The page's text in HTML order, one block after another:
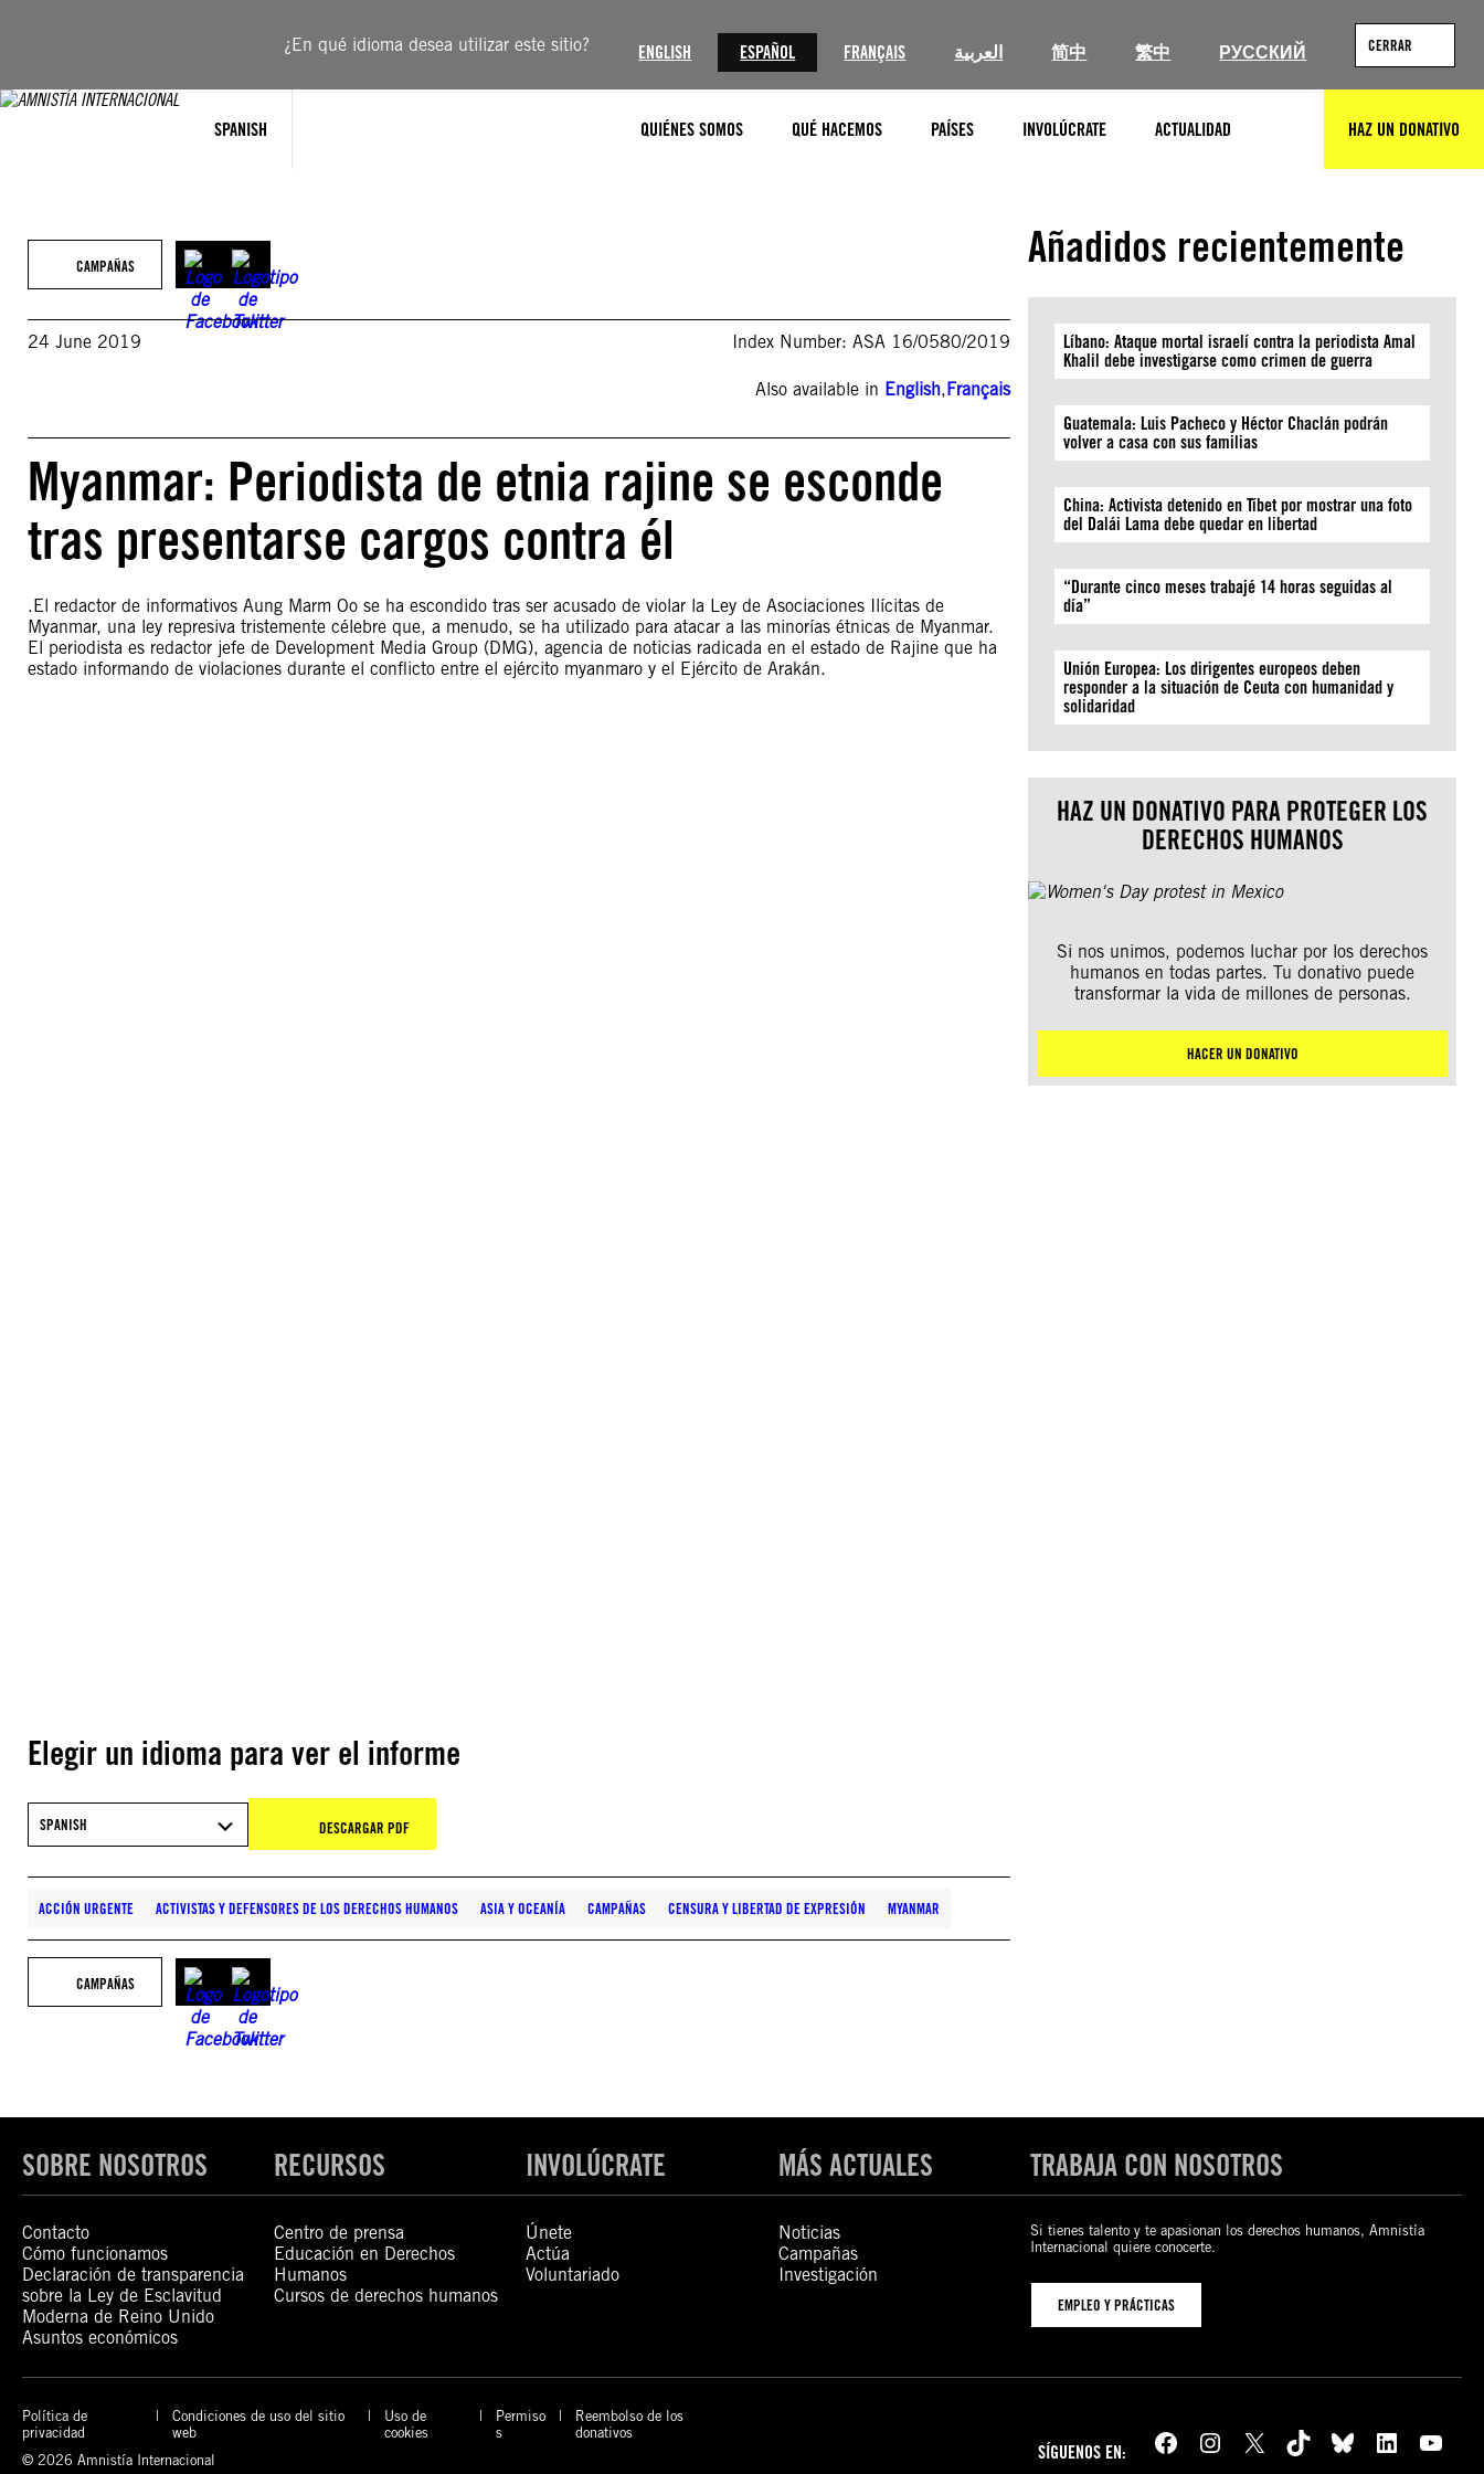
¿En qué idioma desea utilizar este sitio? ENGLISH ESPAÑOL FRANÇAIS العربية 简中 繁中 РУССКИЙ CERRAR
SPANISH QUIÉNES SOMOS QUÉ HACEMOS PAÍSES INVOLÚCRATE ACTUALIDAD HAZ UN DONATIVO
CAMPAÑAS
24 June 2019 Index Number: ASA 16/0580/2019
Also available in English,Français
Myanmar: Periodista de etnia rajine se esconde
tras presentarse cargos contra él
.El redactor de informativos Aung Marm Oo se ha escondido tras ser acusado de violar la Ley de Asociaciones Ilícitas de
Myanmar, una ley represiva tristemente célebre que, a menudo, se ha utilizado para atacar a las minorías étnicas de Myanmar.
El periodista es redactor jefe de Development Media Group (DMG), agencia de noticias radicada en el estado de Rajine que ha
estado informando de violaciones durante el conflicto entre el ejército myanmaro y el Ejército de Arakán.
Elegir un idioma para ver el informe
SPANISH DESCARGAR PDF
ACCIÓN URGENTE ACTIVISTAS Y DEFENSORES DE LOS DERECHOS HUMANOS ASIA Y OCEANÍA CAMPAÑAS CENSURA Y LIBERTAD DE EXPRESIÓN MYANMAR
CAMPAÑAS
Añadidos recientemente
Líbano: Ataque mortal israelí contra la periodista Amal
Khalil debe investigarse como crimen de guerra
Guatemala: Luis Pacheco y Héctor Chaclán podrán
volver a casa con sus familias
China: Activista detenido en Tíbet por mostrar una foto
del Dalái Lama debe quedar en libertad
“Durante cinco meses trabajé 14 horas seguidas al
día”
Unión Europea: Los dirigentes europeos deben
responder a la situación de Ceuta con humanidad y
solidaridad
HAZ UN DONATIVO PARA PROTEGER LOS
DERECHOS HUMANOS
Si nos unimos, podemos luchar por los derechos
humanos en todas partes. Tu donativo puede
transformar la vida de millones de personas.
HACER UN DONATIVO
SOBRE NOSOTROS
Contacto
Cómo funcionamos
Declaración de transparencia
sobre la Ley de Esclavitud
Moderna de Reino Unido
Asuntos económicos
RECURSOS
Centro de prensa
Educación en Derechos
Humanos
Cursos de derechos humanos
INVOLÚCRATE
Únete
Actúa
Voluntariado
MÁS ACTUALES
Noticias
Campañas
Investigación
TRABAJA CON NOSOTROS
Si tienes talento y te apasionan los derechos humanos, Amnistía
Internacional quiere conocerte.
EMPLEO Y PRÁCTICAS
Política de
privacidad
Condiciones de uso del sitio
web
Uso de
cookies
Permiso
s
Reembolso de los
donativos
© 2026 Amnistía Internacional
SÍGUENOS EN: Facebook Instagram X TikTok Bluesky LinkedIn YouTube